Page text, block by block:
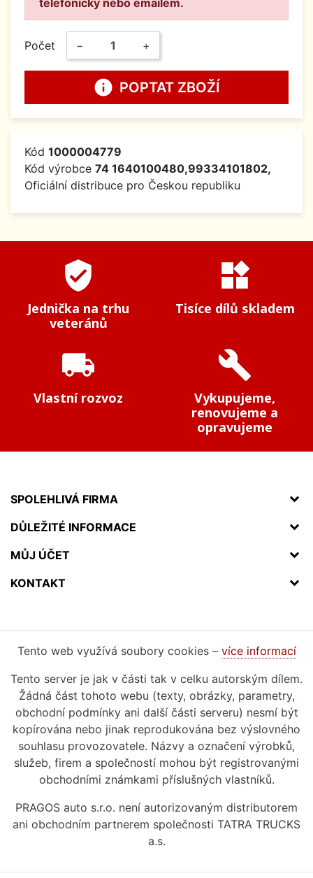
telefonicky nebo emailem.
Počet − +
info POPTAT ZBOŽÍ
Kód 1000004779
Kód výrobce 74 1640100480,99334101802,
Oficiální distribuce pro Českou republiku
verified_user
Jednička na trhu
veteránů
widgets
Tisíce dílů skladem
local_shipping
Vlastní rozvoz
build
Vykupujeme,
renovujeme a
opravujeme
SPOLEHLIVÁ FIRMA
DŮLEŽITÉ INFORMACE
MŮJ ÚČET
KONTAKT
Tento web využívá soubory cookies – více informací
Tento server je jak v části tak v celku autorským dílem.
Žádná část tohoto webu (texty, obrázky, parametry,
obchodní podmínky ani další části serveru) nesmí být
kopírována nebo jinak reprodukována bez výslovného
souhlasu provozovatele. Názvy a označení výrobků,
služeb, firem a společností mohou být registrovanými
obchodními známkami příslušných vlastníků.
PRAGOS auto s.r.o. není autorizovaným distributorem
ani obchodním partnerem společnosti TATRA TRUCKS
a.s.